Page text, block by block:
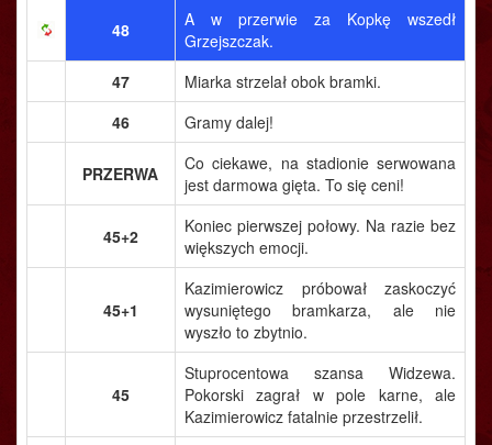
48
A w przerwie za Kopkę wszedł
Grzejszczak.
47
Miarka strzelał obok bramki.
46
Gramy dalej!
PRZERWA
Co ciekawe, na stadionie serwowana
jest darmowa gięta. To się ceni!
45+2
Koniec pierwszej połowy. Na razie bez
większych emocji.
45+1
Kazimierowicz próbował zaskoczyć
wysuniętego bramkarza, ale nie
wyszło to zbytnio.
45
Stuprocentowa szansa Widzewa.
Pokorski zagrał w pole karne, ale
Kazimierowicz fatalnie przestrzelił.